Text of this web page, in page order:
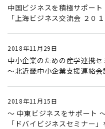
中国ビジネスを積極サポート
「上海ビジネス交流会 ２０
2018年11月29日
中小企業のための産学連携セ
〜北近畿中小企業支援連絡会
2018年11月15日
〜 中東ビジネスをサポート
「ドバイビジネスセミナー」